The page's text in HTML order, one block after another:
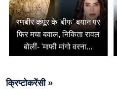
रणबीर कपूर के 'बीफ' बयान पर
फिर मचा बवाल, निकिता रावल
बोलीं- 'माफी मांगो वरना...
क्रिप्टोकरेंसी »